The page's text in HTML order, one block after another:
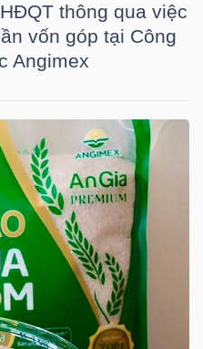
thông qua việc
vốn góp tại Công
Angimex